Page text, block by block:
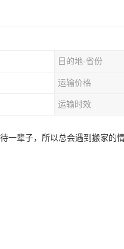
目的地-省份
运输价格
运输时效
一辈子，所以总会遇到搬家的